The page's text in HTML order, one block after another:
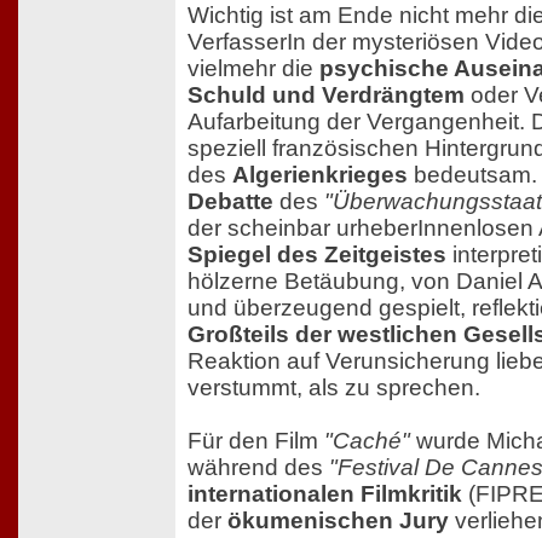
Wichtig ist am Ende nicht mehr
VerfasserIn der mysteriösen
vielmehr die psychische
Schuld und Verdrängtem oder
Aufarbeitung der Vergangenheit.
speziell französischen
des Algerienkrieges
Debatte des
der scheinbar urheberInnenlosen
Spiegel des Zeitgeistes
hölzerne Betäubung, von Daniel
und überzeugend gespielt,
Großteils der westlichen
Reaktion auf Verunsicherung
verstummt, als zu sprechen.
Für den Film "Caché"wurde
während des "Festival De
internationalen Filmkritik
der ökumenischen Jury